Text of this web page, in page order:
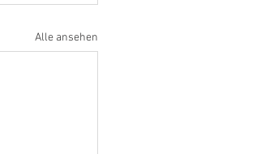
Alle ansehen